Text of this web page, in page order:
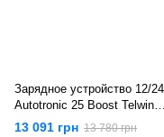
Зарядное устройство 12/
Autotronic 25 Boost Telwin
807540
13 091 грн 13 780 грн